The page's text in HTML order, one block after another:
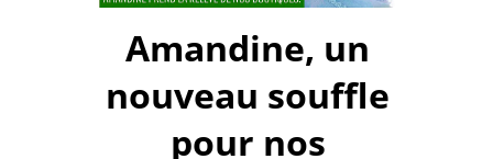
Amandine, un
nouveau souffle
pour nos